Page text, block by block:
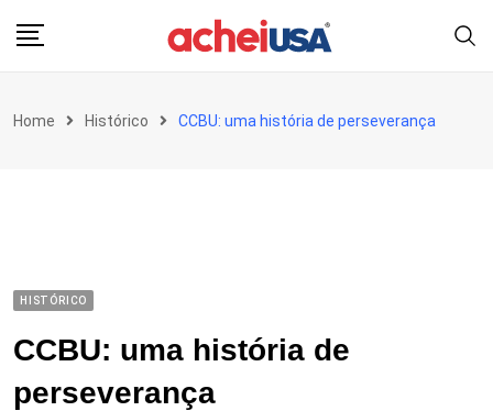
Home Histórico CCBU: uma história de perseverança
HISTÓRICO
CCBU: uma história de
perseverança